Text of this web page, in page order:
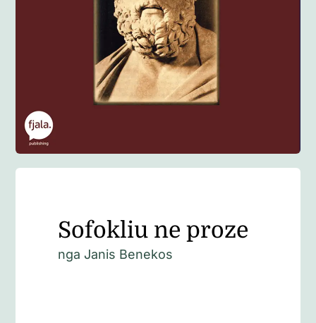
Blog
Sofokliu ne proze
nga Janis Benekos